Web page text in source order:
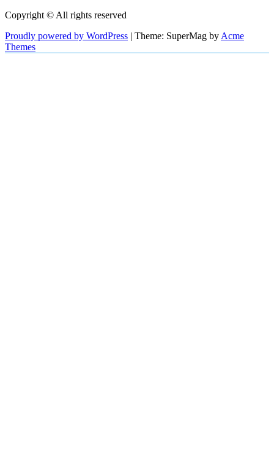
Copyright © All rights reserved
Proudly powered by WordPress | Theme: SuperMag by Acme
Themes